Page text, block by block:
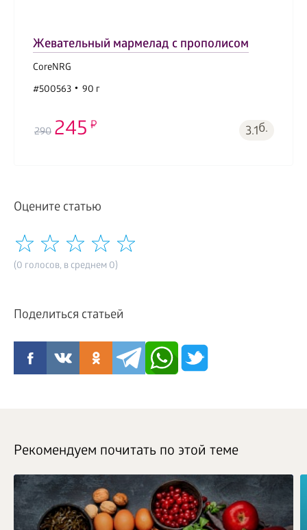
Жевательный мармелад с прополисом
CoreNRG
#500563
90 г
290 245 3.1б.
Оцените статью
(0 голосов, в среднем 0)
Поделиться статьей
Рекомендуем почитать по этой теме